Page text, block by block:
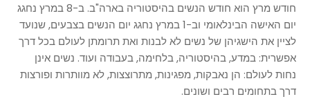
חודש מרץ הוא חודש הנשים בהיסטוריה בארה"ב. ב-8 במרץ נחגג
יום האישה הבינלאומי וב-1 במרץ נחגג יום הנשים בצבעים, שנועד
לציין את הישגיהן של נשים לא לבנות ואת תרומתן לעולם בכל דרך
אפשרית: במדע, בהיסטוריה, בלחימה, בעבודה ועוד. נשים אינן
נחות לעולם: הן נאבקות, מפגינות, מתרוצצות, לא מוותרות ופורצות
דרך בתחומים רבים ושונים.